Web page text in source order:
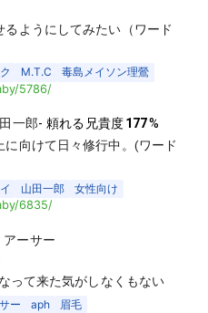
ようにしてみたい（ワード
M.T.C
毒島メイソン理鶯
5786/
一郎-頼れる兄貴度177%
向けて日々修行中。(ワード
山田一郎
女性向け
6835/
アーサー
って来た気がしなくもない
ー aph
眉毛